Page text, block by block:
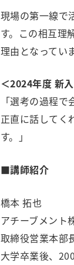
現場の第一線で
す。この相互理
理由となってい
＜2024年度 新
「選考の過程
正直に話してく
す。」
■講師紹介
橋本 拓也
アチーブメント
取締役営業本部
大学卒業後、